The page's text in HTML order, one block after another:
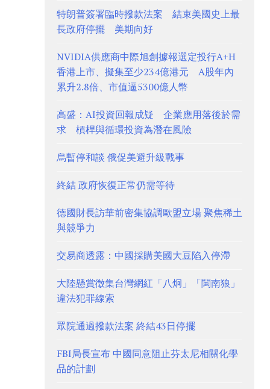
特朗普簽署臨時撥款法案 結束美國史上最
長政府停擺 美期向好
NVIDIA供應商中際旭創據報選定投行A+H
香港上市、擬集至少234億港元 A股年內
累升2.8倍、市值逼5300億人幣
高盛：AI投資回報成疑 企業應用落後於需
求 槓桿與循環投資為潛在風險
烏暫停和談 俄促美避升級戰事
終結 政府恢復正常仍需等待
德國財長訪華前密集協調歐盟立場 聚焦稀土
與競爭力
交易商透露：中國採購美國大豆陷入停滯
大陸懸賞徵集台灣網紅「八炯」「閩南狼」
違法犯罪線索
眾院通過撥款法案 終結43日停擺
FBI局長宣布 中國同意阻止芬太尼相關化學
品的計劃